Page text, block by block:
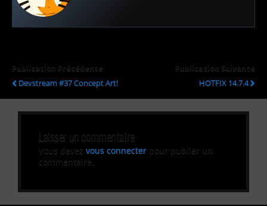
Publication Précédente
Devstream #37 Concept Art!
Publication Suivante
HOTFIX 14.7.4
Laisser un commentaire
Vous devez vous connecter pour publier un
commentaire.